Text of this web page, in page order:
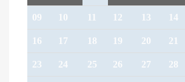
09 10 11 12 13 14
16 17 18 19 20 21
23 24 25 26 27 28